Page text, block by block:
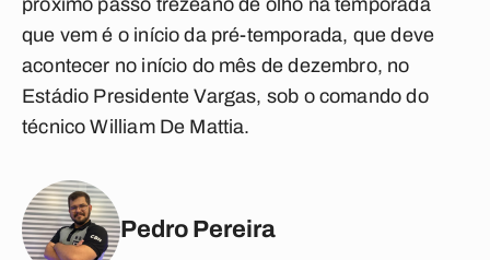
próximo passo trezeano de olho na temporada
que vem é o início da pré-temporada, que deve
acontecer no início do mês de dezembro, no
Estádio Presidente Vargas, sob o comando do
técnico William De Mattia.
Pedro Pereira